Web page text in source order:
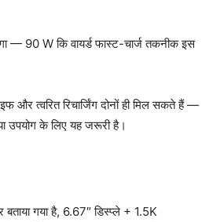
— 90 W कि वायर्ड फास्ट-चार्ज तकनीक इस
और त्वरित रिचार्जिंग दोनों ही मिल सकते हैं —
उपयोग के लिए यह जरूरी है।
गया है, 6.67″ डिस्प्ले + 1.5K